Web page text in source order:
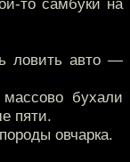
то самбуки на
ловить авто —
бухали
пяти.
овчарка.